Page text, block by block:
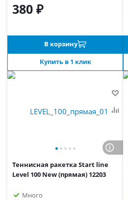
380 ₽
В корзину
Купить в 1 клик
Теннисная ракетка Start line
Level 100 New (прямая) 12203
Много